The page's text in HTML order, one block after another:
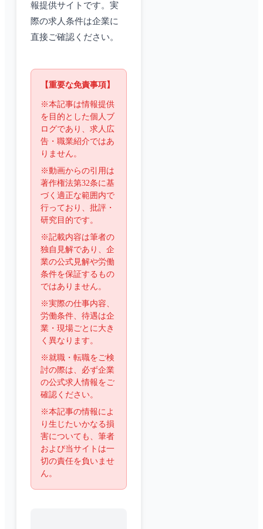
報提供サイトです。実
際の求人条件は企業に
直接ご確認ください。
【重要な免責事項】
※本記事は情報提供
を目的とした個人ブ
ログであり、求人広
告・職業紹介ではあ
りません。
※動画からの引用は
著作権法第32条に基
づく適正な範囲内で
行っており、批評・
研究目的です。
※記載内容は筆者の
独自見解であり、企
業の公式見解や労働
条件を保証するもの
ではありません。
※実際の仕事内容、
労働条件、待遇は企
業・現場ごとに大き
く異なります。
※就職・転職をご検
討の際は、必ず企業
の公式求人情報をご
確認ください。
※本記事の情報によ
り生じたいかなる損
害についても、筆者
および当サイトは一
切の責任を負いませ
ん。